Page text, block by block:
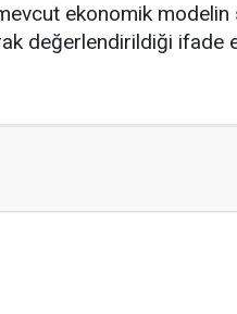
ekonomik
değerlendirildiği ifade